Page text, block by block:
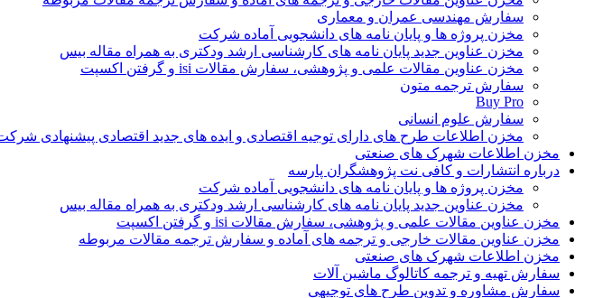
سفارش مهندسی عمران و معماری
مخزن پروژه ها و پایان نامه های دانشجویی آماده شرکت
مخزن عناوین جدید پایان نامه های کارشناسی ارشد ودکتری به همراه مقاله بیس
مخزن عناوین مقالات علمی و پژوهشی، سفارش مقالات isi و گرفتن اکسپت
سفارش ترجمه متون
Buy Pro
سفارش علوم انسانی
مخزن اطلاعات طرح های دارای توجیه اقتصادی و ایده های جدید اقتصادی پیشنهادی
مخزن اطلاعات شهرک های صنعتی
درباره انتشارات و کافی نت پژوهشگران پارسه
مخزن پروژه ها و پایان نامه های دانشجویی آماده شرکت
مخزن عناوین جدید پایان نامه های کارشناسی ارشد ودکتری به همراه مقاله بیس
مخزن عناوین مقالات علمی و پژوهشی، سفارش مقالات isi و گرفتن اکسپت
مخزن عناوین مقالات خارجی و ترجمه های آماده و سفارش ترجمه مقالات مربوطه
مخزن اطلاعات شهرک های صنعتی
سفارش تهیه و ترجمه کاتالوگ ماشین آلات
سفارش مشاوره و تدوین طرح های توجیهی